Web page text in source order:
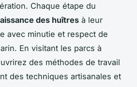
Chaque étape du
des huîtres à leur
avec minutie et respect de
En visitant les parcs à
des méthodes de travail
des techniques artisanales et